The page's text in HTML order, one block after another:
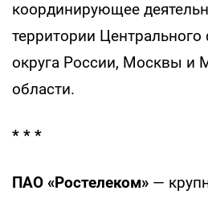
координирующее
территории Центрального
округа России, Москвы и
области.
* * *
ПАО «Ростелеком» —